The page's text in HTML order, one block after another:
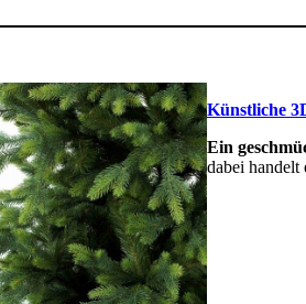
Künstliche
Ein
dabei